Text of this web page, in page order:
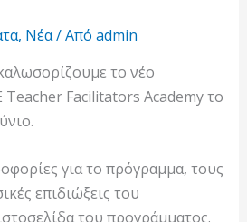
, Νέα/ Από admin
το νέο
Teacher Facilitators Academy το
για το πρόγραμμα, τους
επιδιώξεις του
του προγράμματος.